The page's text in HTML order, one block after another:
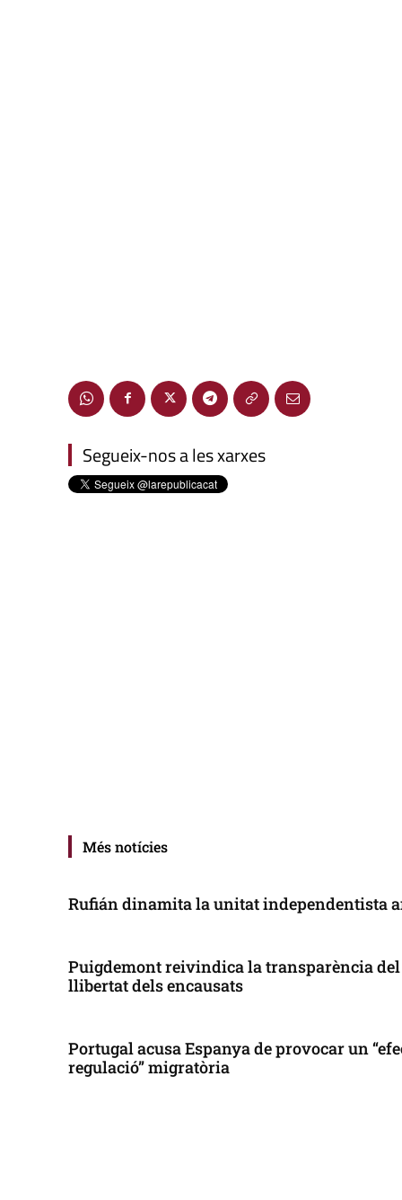
Segueix-nos a les xarxes
Més notícies
Rufián dinamita la unitat independentista
Puigdemont reivindica la transparència
llibertat dels encausats
Portugal acusa Espanya de provocar un
regulació” migratòria